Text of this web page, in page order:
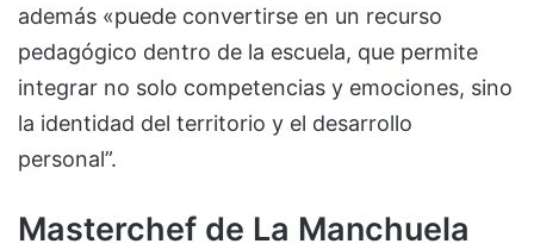
además «puede convertirse en un recurso
pedagógico dentro de la escuela, que permite
integrar no solo competencias y emociones, sino
la identidad del territorio y el desarrollo
personal”.
Masterchef de La Manchuela